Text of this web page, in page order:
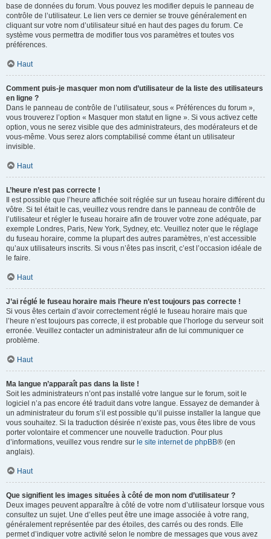
base de données du forum. Vous pouvez les modifier depuis le panneau de
contrôle de l’utilisateur. Le lien vers ce dernier se trouve généralement en
cliquant sur votre nom d’utilisateur situé en haut des pages du forum. Ce
système vous permettra de modifier tous vos paramètres et toutes vos
préférences.
Haut
Comment puis-je masquer mon nom d’utilisateur de la liste des utilisateurs
en ligne ?
Dans le panneau de contrôle de l’utilisateur, sous « Préférences du forum »,
vous trouverez l’option « Masquer mon statut en ligne ». Si vous activez cette
option, vous ne serez visible que des administrateurs, des modérateurs et de
vous-même. Vous serez alors comptabilisé comme étant un utilisateur
invisible.
Haut
L’heure n’est pas correcte !
Il est possible que l’heure affichée soit réglée sur un fuseau horaire différent du
vôtre. Si tel était le cas, veuillez vous rendre dans le panneau de contrôle de
l’utilisateur et régler le fuseau horaire afin de trouver votre zone adéquate, par
exemple Londres, Paris, New York, Sydney, etc. Veuillez noter que le réglage
du fuseau horaire, comme la plupart des autres paramètres, n’est accessible
qu’aux utilisateurs inscrits. Si vous n’êtes pas inscrit, c’est l’occasion idéale de
le faire.
Haut
J’ai réglé le fuseau horaire mais l’heure n’est toujours pas correcte !
Si vous êtes certain d’avoir correctement réglé le fuseau horaire mais que
l’heure n’est toujours pas correcte, il est probable que l’horloge du serveur soit
erronée. Veuillez contacter un administrateur afin de lui communiquer ce
problème.
Haut
Ma langue n’apparaît pas dans la liste !
Soit les administrateurs n’ont pas installé votre langue sur le forum, soit le
logiciel n’a pas encore été traduit dans votre langue. Essayez de demander à
un administrateur du forum s’il est possible qu’il puisse installer la langue que
vous souhaitez. Si la traduction désirée n’existe pas, vous êtes libre de vous
porter volontaire et commencer une nouvelle traduction. Pour plus
d’informations, veuillez vous rendre sur le site internet de phpBB® (en
anglais).
Haut
Que signifient les images situées à côté de mon nom d’utilisateur ?
Deux images peuvent apparaître à côté de votre nom d’utilisateur lorsque vous
consultez un sujet. Une d’elles peut être une image associée à votre rang,
généralement représentée par des étoiles, des carrés ou des ronds. Elle
permet d’indiquer votre activité selon le nombre de messages que vous avez